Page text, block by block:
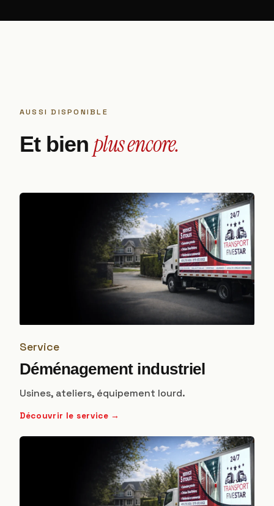
AUSSI DISPONIBLE
Et bien plus encore.
Service
Déménagement industriel
Usines, ateliers, équipement lourd.
Découvrir le service →